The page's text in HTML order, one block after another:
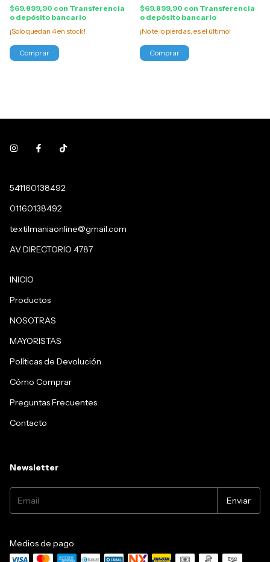
$69.899,90 con Transferencia
o depósito bancario
¡Solo quedan 4en stock!
$69.899,90 con Transferencia
o depósito bancario
¡No te lo pierdas, es el último!
541160138492
01160138492
textilmaniaonline@gmail.com
AV DIRECTORIO 4787
INICIO
Productos
NOSOTRAS
MAYORISTAS
Políticas de Devolución
Cómo Comprar
Preguntas Frecuentes
Contacto
Newsletter
Medios de pago